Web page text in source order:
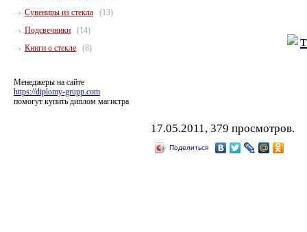
17.05.2011, 379 просмотров.
Поделиться
Cувениры из стекла
(13)
Подсвечники
(14)
Книги о стекле
(8)
Менеджеры на сайте
https://diplomy-grupp.com
помогут купить диплом магистра